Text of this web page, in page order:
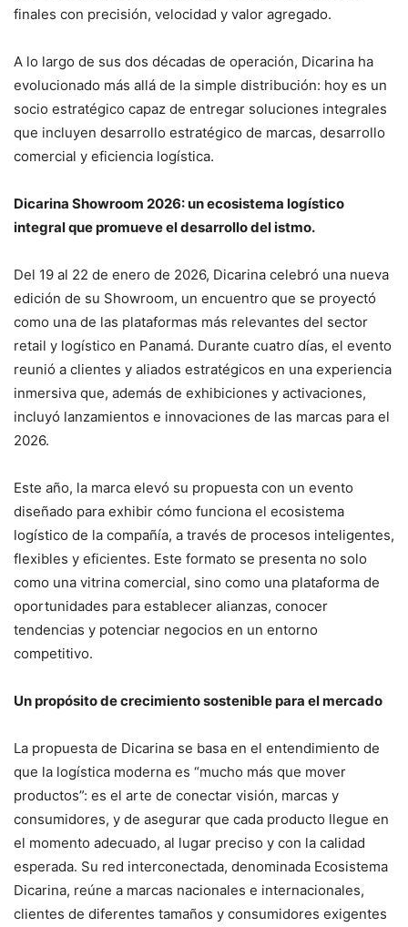
finales con precisión, velocidad y valor agregado.
A lo largo de sus dos décadas de operación, Dicarina ha
evolucionado más allá de la simple distribución: hoy es un
socio estratégico capaz de entregar soluciones integrales
que incluyen desarrollo estratégico de marcas, desarrollo
comercial y eficiencia logística.
Dicarina Showroom 2026: un ecosistema logístico
integral que promueve el desarrollo del istmo.
Del 19 al 22 de enero de 2026, Dicarina celebró una nueva
edición de su Showroom, un encuentro que se proyectó
como una de las plataformas más relevantes del sector
retail y logístico en Panamá. Durante cuatro días, el evento
reunió a clientes y aliados estratégicos en una experiencia
inmersiva que, además de exhibiciones y activaciones,
incluyó lanzamientos e innovaciones de las marcas para el
2026.
Este año, la marca elevó su propuesta con un evento
diseñado para exhibir cómo funciona el ecosistema
logístico de la compañía, a través de procesos inteligentes,
flexibles y eficientes. Este formato se presenta no solo
como una vitrina comercial, sino como una plataforma de
oportunidades para establecer alianzas, conocer
tendencias y potenciar negocios en un entorno
competitivo.
Un propósito de crecimiento sostenible para el mercado
La propuesta de Dicarina se basa en el entendimiento de
que la logística moderna es “mucho más que mover
productos”: es el arte de conectar visión, marcas y
consumidores, y de asegurar que cada producto llegue en
el momento adecuado, al lugar preciso y con la calidad
esperada. Su red interconectada, denominada Ecosistema
Dicarina, reúne a marcas nacionales e internacionales,
clientes de diferentes tamaños y consumidores exigentes